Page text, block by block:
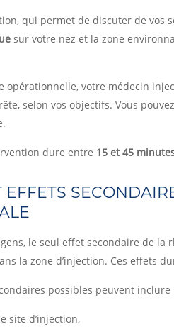
qui permet de discuter de vos
sur votre nez et la zone
opérationnelle, votre médecin
selon vos objectifs. Vous
dure entre 15 et 45
EFFETS
le seul effet secondaire de la
la zone d’injection. Ces effets
possibles peuvent inclure
site d’injection,